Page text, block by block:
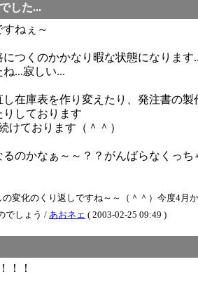
した...
ねぇ～
つくのかかなり暇な状態になります
...寂しい...
在庫表を作り変えたり、発注書の製
しております
けております（＾＾）
のかなぁ～～？？がんばらなくっち
変化のくり返しですね～～（＾＾）今度4月
でしょう / あおネェ ( 2003-02-25 09:49 )
！！